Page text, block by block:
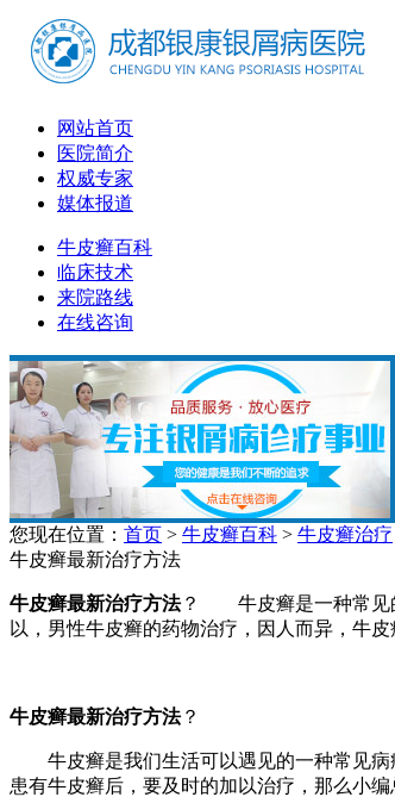
网站首页
医院简介
权威专家
媒体报道
牛皮癣百科
临床技术
来院路线
在线咨询
您现在位置： 首页 > 牛皮癣百科 > 牛皮癣治疗
牛皮癣最新治疗方法
牛皮癣最新治疗方法？ 牛皮癣是一种常见的
以，男性牛皮癣的药物治疗，因人而异，牛
牛皮癣最新治疗方法？
牛皮癣是我们生活可以遇见的一种常见病
患有牛皮癣后，要及时的加以治疗，那么小